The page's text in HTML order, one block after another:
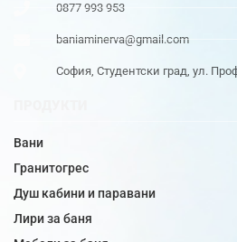
0877 993 953
baniaminerva@gmail.com
София, Студентски град, ул.
Вани
Гранитогрес
Душ кабини и паравани
Лири за баня